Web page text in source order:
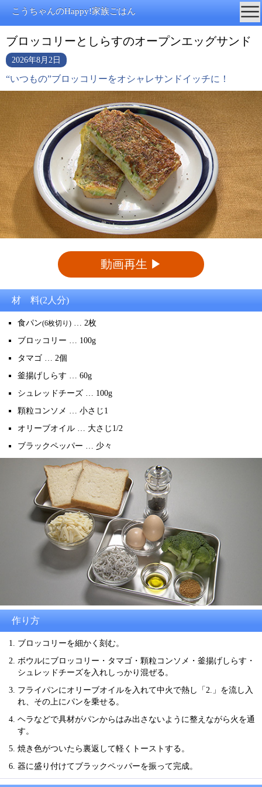
こうちゃんのHappy!家族ごはん
ブロッコリーとしらすのオープンエッグサンド
2026年8月2日
“いつもの”ブロッコリーをオシャレサンドイッチに！
動画再生 ▶
材 料(2人分)
食パン(6枚切り) … 2枚
ブロッコリー … 100g
タマゴ … 2個
釜揚げしらす … 60g
シュレッドチーズ … 100g
顆粒コンソメ … 小さじ1
オリーブオイル … 大さじ1/2
ブラックペッパー … 少々
作り方
ブロッコリーを細かく刻む。
ボウルにブロッコリー・タマゴ・顆粒コンソメ・釜揚げしらす・
シュレッドチーズを入れしっかり混ぜる。
フライパンにオリーブオイルを入れて中火で熱し「2.」を流し入
れ、その上にパンを乗せる。
ヘラなどで具材がパンからはみ出さないように整えながら火を通
す。
焼き色がついたら裏返して軽くトーストする。
器に盛り付けてブラックペッパーを振って完成。